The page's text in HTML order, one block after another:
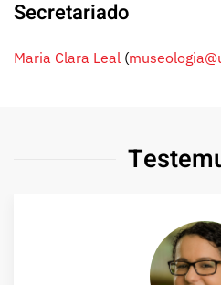
Secretariado
Maria Clara Leal (